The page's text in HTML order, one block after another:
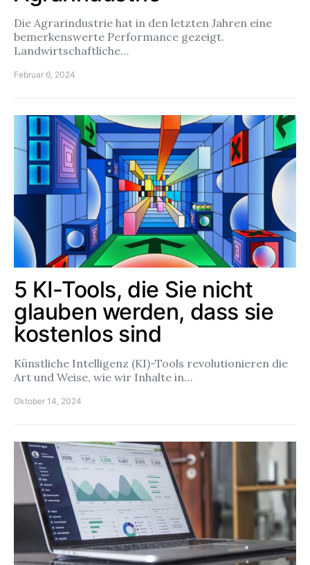
Die Agrarindustrie hat in den letzten Jahren eine
bemerkenswerte Performance gezeigt.
Landwirtschaftliche…
Februar 6, 2024
5 KI-Tools, die Sie nicht
glauben werden, dass sie
kostenlos sind
Künstliche Intelligenz (KI)-Tools revolutionieren die
Art und Weise, wie wir Inhalte in…
Oktober 14, 2024